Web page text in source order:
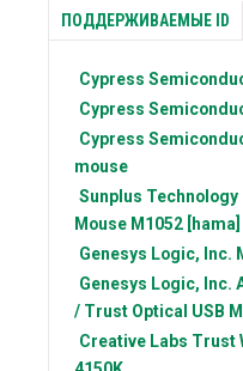
ПОДДЕРЖИВАЕМЫЕ ID
Cypress
Cypress
Cypress
mouse
Sunplus Technology
Mouse M1052 [hama]
Genesys Logic, Inc.
Genesys Logic, Inc.
/ Trust Optical USB
Creative Labs Trust